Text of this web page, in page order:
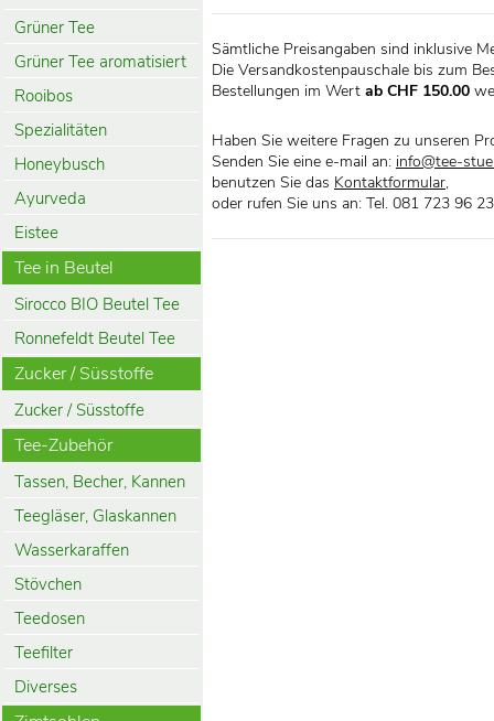
Grüner Tee
Grüner Tee aromatisiert
Rooibos
Spezialitäten
Honeybusch
Ayurveda
Eistee
Tee in Beutel
Sirocco BIO Beutel Tee
Ronnefeldt Beutel Tee
Zucker / Süsstoffe
Zucker / Süsstoffe
Tee-Zubehör
Tassen, Becher, Kannen
Teegläser, Glaskannen
Wasserkaraffen
Stövchen
Teedosen
Teefilter
Diverses
Sämtliche Preisangaben sind inklusive
Die Versandkostenpauschale bis zum
Bestellungen im Wert ab CHF 150.00
Haben Sie weitere Fragen zu unseren
Senden Sie eine e-mail an: info@tee-
benutzen Sie das Kontaktformular,
oder rufen Sie uns an: Tel. 081 723 96 23